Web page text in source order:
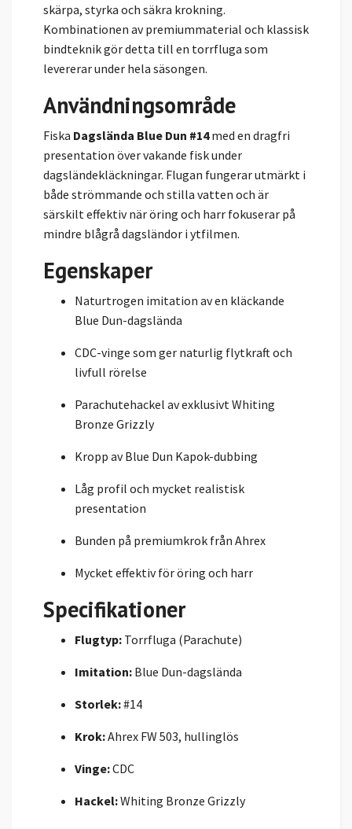
skärpa, styrka och säkra krokning.
Kombinationen av premiummaterial och klassisk
bindteknik gör detta till en torrfluga som
levererar under hela säsongen.
Användningsområde
Fiska Dagslända Blue Dun #14med en dragfri
presentation över vakande fisk under
dagsländekläckningar. Flugan fungerar utmärkt i
både strömmande och stilla vatten och är
särskilt effektiv när öring och harr fokuserar på
mindre blågrå dagsländor i ytfilmen.
Egenskaper
Naturtrogen imitation av en kläckande
Blue Dun-dagslända
CDC-vinge som ger naturlig flytkraft och
livfull rörelse
Parachutehackel av exklusivt Whiting
Bronze Grizzly
Kropp av Blue Dun Kapok-dubbing
Låg profil och mycket realistisk
presentation
Bunden på premiumkrok från Ahrex
Mycket effektiv för öring och harr
Specifikationer
Flugtyp: Torrfluga (Parachute)
Imitation: Blue Dun-dagslända
Storlek:#14
Krok:Ahrex FW 503, hullinglös
Vinge:CDC
Hackel:Whiting Bronze Grizzly